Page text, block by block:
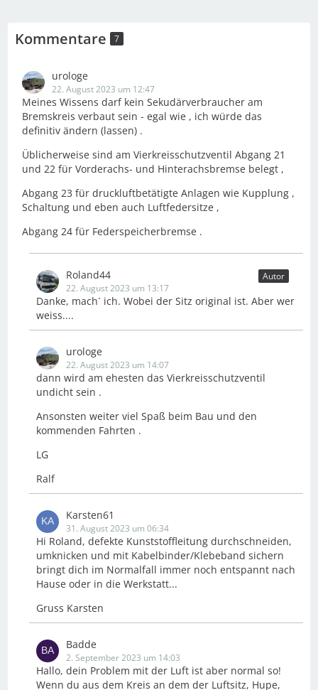
Kommentare 7
urologe
22. August 2023 um 12:47
Meines Wissens darf kein Sekudärverbraucher am
Bremskreis verbaut sein - egal wie , ich würde das
definitiv ändern (lassen) .
Üblicherweise sind am Vierkreisschutzventil Abgang 21
und 22 für Vorderachs- und Hinterachsbremse belegt ,
Abgang 23 für druckluftbetätigte Anlagen wie Kupplung ,
Schaltung und eben auch Luftfedersitze ,
Abgang 24 für Federspeicherbremse .
Roland44
22. August 2023 um 13:17
Autor
Danke, mach´ ich. Wobei der Sitz original ist. Aber wer
weiss....
urologe
22. August 2023 um 14:07
dann wird am ehesten das Vierkreisschutzventil
undicht sein .
Ansonsten weiter viel Spaß beim Bau und den
kommenden Fahrten .
LG
Ralf
Karsten61
31. August 2023 um 06:34
Hi Roland, defekte Kunststoffleitung durchschneiden,
umknicken und mit Kabelbinder/Klebeband sichern
bringt dich im Normalfall immer noch entspannt nach
Hause oder in die Werkstatt...
Gruss Karsten
Badde
2. September 2023 um 14:03
Hallo, dein Problem mit der Luft ist aber normal so!
Wenn du aus dem Kreis an dem der Luftsitz, Hupe,